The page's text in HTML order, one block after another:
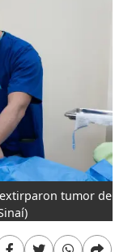
tumor de